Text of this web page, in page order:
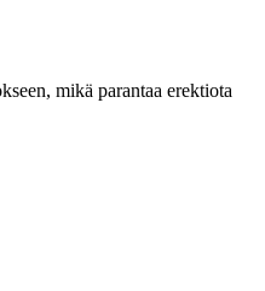
mikä parantaa erektiota